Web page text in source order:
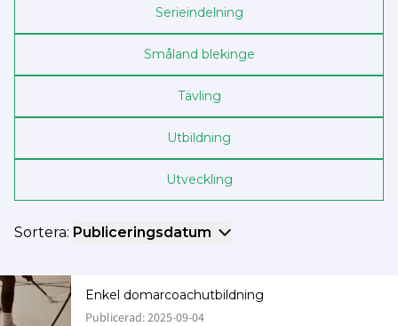
Serieindelning
Småland blekinge
Tävling
Utbildning
Utveckling
Sortera: Publiceringsdatum
Enkel domarcoachutbildning
Publicerad: 2025-09-04